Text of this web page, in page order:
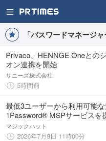
「パスワードマネージ
Privaco、HENNGE Oneとの
オン連携を開始
サニーズ株式会社
5時間前
最低3ユーザーから利用可能
1Password® MSPサービスを
マジックハット
2026年7月9日 11時00分